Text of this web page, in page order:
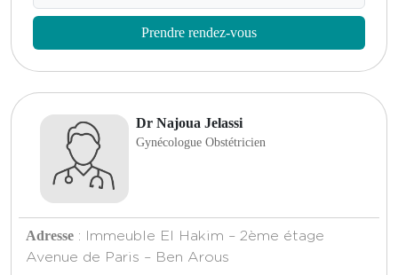
Prendre rendez-vous
Dr Najoua Jelassi
Gynécologue Obstétricien
Adresse : Immeuble El Hakim – 2ème étage
Avenue de Paris – Ben Arous